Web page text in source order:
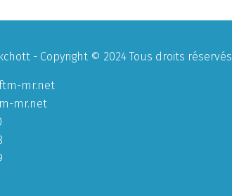
- Copyright © 2024 Tous droits réservés
mr.net
mr.net